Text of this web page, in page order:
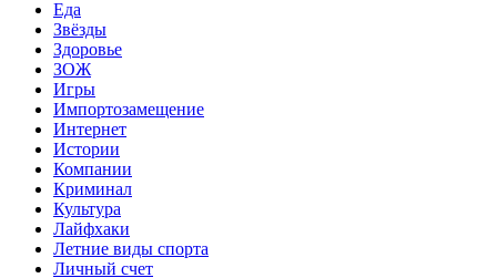
Еда
Звёзды
Здоровье
ЗОЖ
Игры
Импортозамещение
Интернет
Истории
Компании
Криминал
Культура
Лайфхаки
Летние виды спорта
Личный счет